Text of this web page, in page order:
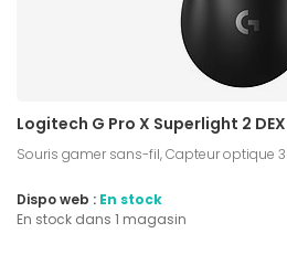
Logitech G Pro X Superlight 2
Souris gamer sans-fil, Capteur optique
Dispo web : En stock
En stock dans 1 magasin